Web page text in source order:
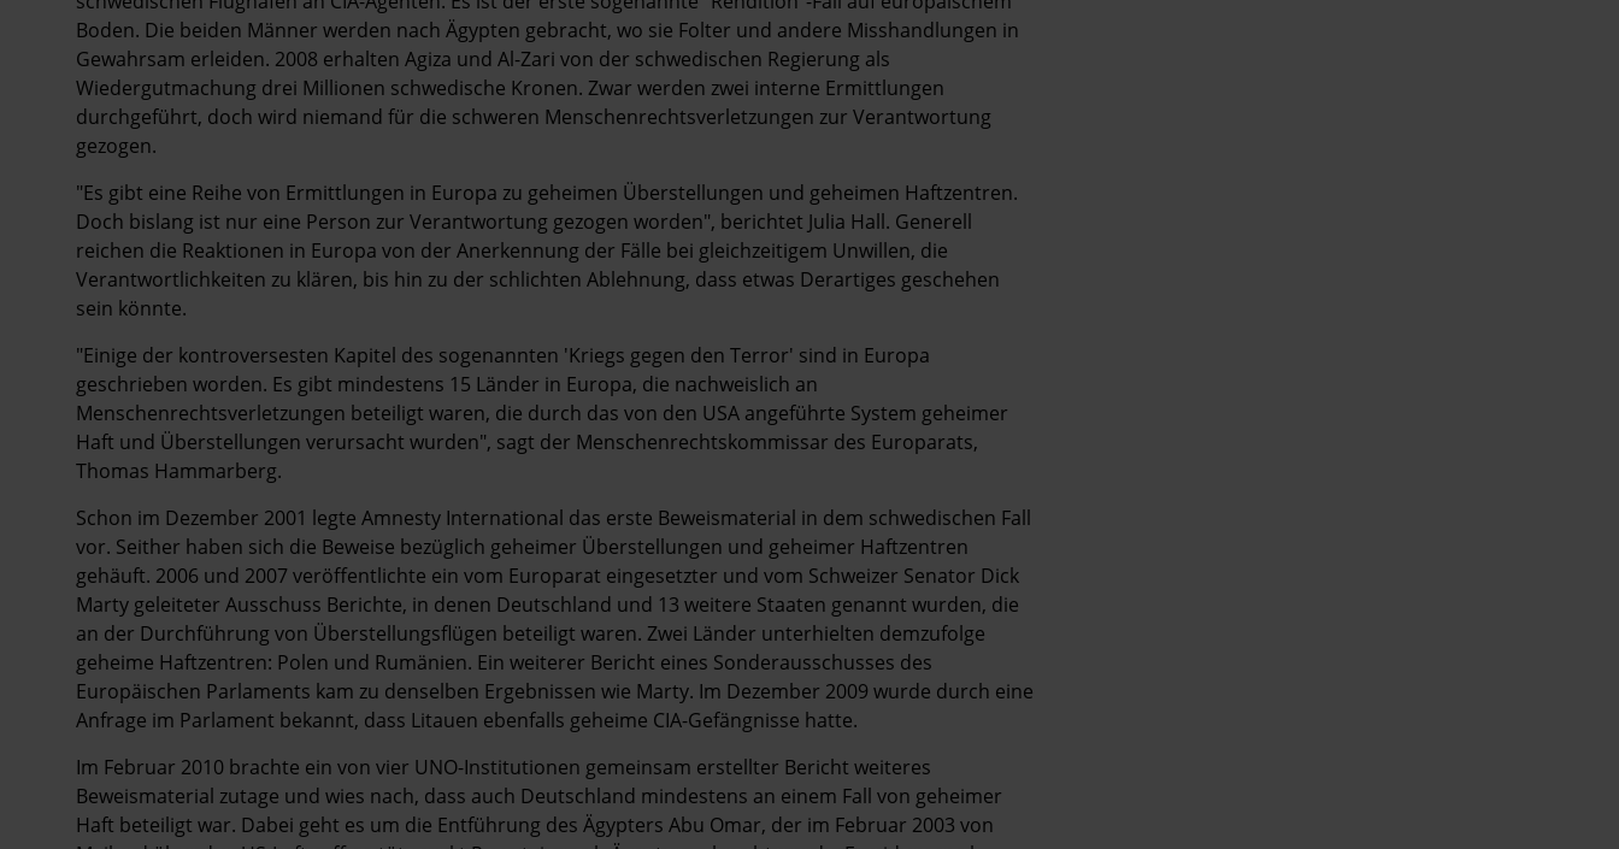
Boden. Die beiden Männer werden nach Ägypten gebracht, wo sie Folter und andere Misshandlungen in
Gewahrsam erleiden. 2008 erhalten Agiza und Al-Zari von der schwedischen Regierung als
Wiedergutmachung drei Millionen schwedische Kronen. Zwar werden zwei interne Ermittlungen
durchgeführt, doch wird niemand für die schweren Menschenrechtsverletzungen zur Verantwortung
gezogen.
"Es gibt eine Reihe von Ermittlungen in Europa zu geheimen Überstellungen und geheimen Haftzentren.
Doch bislang ist nur eine Person zur Verantwortung gezogen worden", berichtet Julia Hall. Generell
reichen die Reaktionen in Europa von der Anerkennung der Fälle bei gleichzeitigem Unwillen, die
Verantwortlichkeiten zu klären, bis hin zu der schlichten Ablehnung, dass etwas Derartiges geschehen
sein könnte.
"Einige der kontroversesten Kapitel des sogenannten 'Kriegs gegen den Terror' sind in Europa
geschrieben worden. Es gibt mindestens 15 Länder in Europa, die nachweislich an
Menschenrechtsverletzungen beteiligt waren, die durch das von den USA angeführte System geheimer
Haft und Überstellungen verursacht wurden", sagt der Menschenrechtskommissar des Europarats,
Thomas Hammarberg.
Schon im Dezember 2001 legte Amnesty International das erste Beweismaterial in dem schwedischen Fall
vor. Seither haben sich die Beweise bezüglich geheimer Überstellungen und geheimer Haftzentren
gehäuft. 2006 und 2007 veröffentlichte ein vom Europarat eingesetzter und vom Schweizer Senator Dick
Marty geleiteter Ausschuss Berichte, in denen Deutschland und 13 weitere Staaten genannt wurden, die
an der Durchführung von Überstellungsflügen beteiligt waren. Zwei Länder unterhielten demzufolge
geheime Haftzentren: Polen und Rumänien. Ein weiterer Bericht eines Sonderausschusses des
Europäischen Parlaments kam zu denselben Ergebnissen wie Marty. Im Dezember 2009 wurde durch eine
Anfrage im Parlament bekannt, dass Litauen ebenfalls geheime CIA-Gefängnisse hatte.
Im Februar 2010 brachte ein von vier UNO-Institutionen gemeinsam erstellter Bericht weiteres
Beweismaterial zutage und wies nach, dass auch Deutschland mindestens an einem Fall von geheimer
Haft beteiligt war. Dabei geht es um die Entführung des Ägypters Abu Omar, der im Februar 2003 von